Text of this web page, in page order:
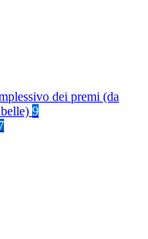
dei premi (da
9